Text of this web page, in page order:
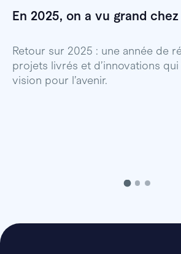
En 2025, on a vu grand chez
Retour sur 2025 : une année de
projets livrés et d’innovations
vision pour l’avenir.